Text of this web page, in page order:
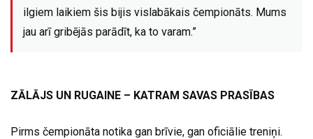
ilgiem laikiem šis bijis vislabākais čempionāts. Mums
jau arī gribējās parādīt, ka to varam.”
ZĀLĀJS UN RUGAINE – KATRAM SAVAS PRASĪBAS
Pirms čempionāta notika gan brīvie, gan oficiālie treniņi.